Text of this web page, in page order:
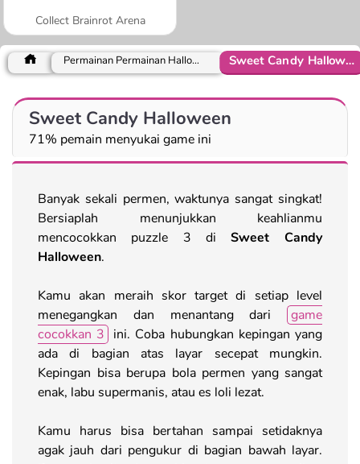
Collect Brainrot Arena
Permainan Permainan Halloween Sweet Candy Halloween
Sweet Candy Halloween
71% pemain menyukai game ini
Banyak sekali permen, waktunya sangat singkat!
Bersiaplah menunjukkan keahlianmu
mencocokkan puzzle 3 di Sweet Candy
Halloween.
Kamu akan meraih skor target di setiap level
menegangkan dan menantang dari
game
cocokkan 3 ini. Coba hubungkan kepingan yang
ada di bagian atas layar secepat mungkin.
Kepingan bisa berupa bola permen yang sangat
enak, labu supermanis, atau es loli lezat.
Kamu harus bisa bertahan sampai setidaknya
agak jauh dari pengukur di bagian bawah layar.